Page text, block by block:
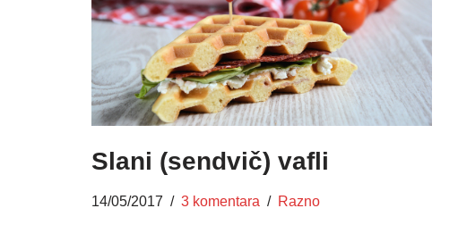
Slani (sendvič) vafli
14/05/2017 3 komentara Razno